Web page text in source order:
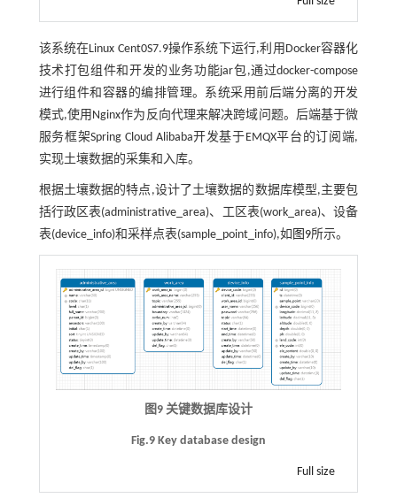
该系统在Linux Cent0S7.9操作系统下运行,利用Docker容器化
技术打包组件和开发的业务功能jar包,通过docker-compose
进行组件和容器的编排管理。系统采用前后端分离的开发
模式,使用Nginx作为反向代理来解决跨域问题。后端基于微
服务框架Spring Cloud Alibaba开发基于EMQX平台的订阅端,
实现土壤数据的采集和入库。
根据土壤数据的特点,设计了土壤数据的数据库模型,主要包
括行政区表(administrative_area)、工区表(work_area)、设备
表(device_info)和采样点表(sample_point_info),如 图9所示。
图9 关键数据库设计
Fig.9 Key database design
Full size